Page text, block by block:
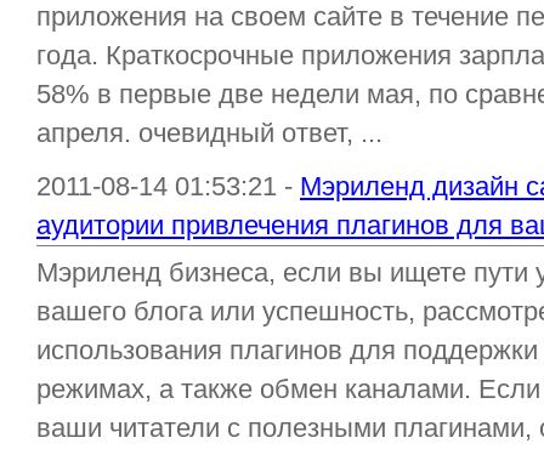
приложения на своем сайте в течение
года. Краткосрочные приложения
58% в первые две недели мая, по
апреля. очевидный ответ, ...
2011-08-14 01:53:21 - Мэриленд дизайн
аудитории привлечения плагинов для
Мэриленд бизнеса, если вы ищете пути
вашего блога или успешность,
использования плагинов для
режимах, а также обмен каналами.
ваши читатели с полезными плагинами,